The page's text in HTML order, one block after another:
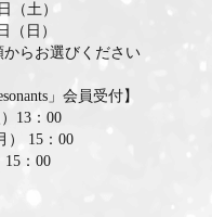
（土）
（日）
らお選びください
」会員受付】
13：00
） 15：00
：00